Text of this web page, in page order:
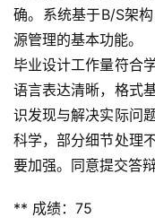
确。系统基于B/S架
源管理的基本功能。
毕业设计工作量符合
语言表达清晰，格式
识发现与解决实际问
科学，部分细节处理
要加强。同意提交答辩
** 成绩：75